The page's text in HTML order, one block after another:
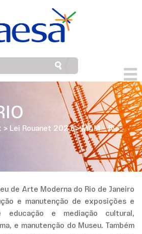
> Lei Rouanet 2021>MAM – Rio
de Arte Moderna do Rio de Janeiro
e manutenção de exposições e
educação e mediação cultural,
e manutenção do Museu. Também